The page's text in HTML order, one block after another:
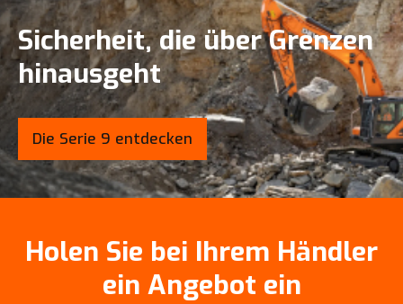
Sicherheit, die über Grenzen
hinausgeht
Die Serie 9 entdecken
Holen Sie bei Ihrem Händler
ein Angebot ein